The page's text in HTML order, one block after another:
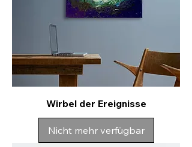
Wirbel der Ereignisse
Nicht mehr verfügbar